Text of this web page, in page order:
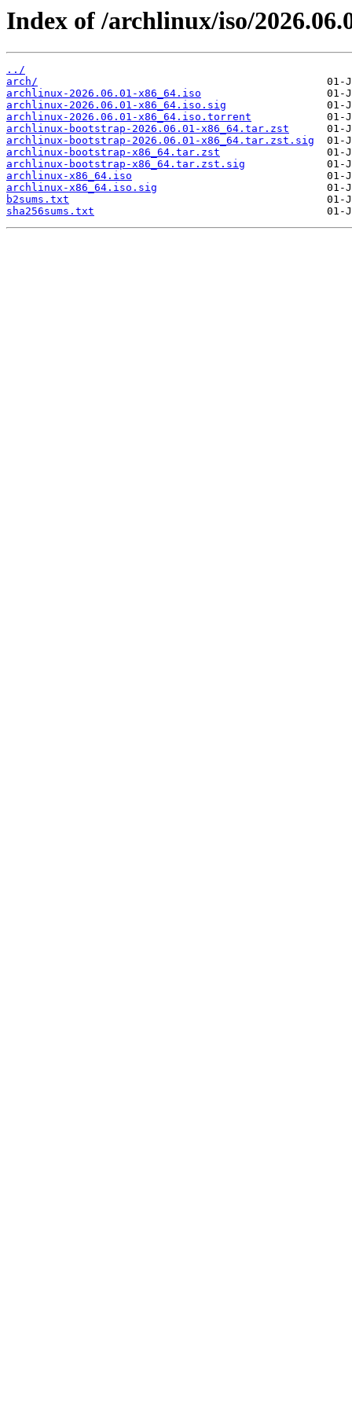
Index of /archlinux/iso/
../
arch/
archlinux-2026.06.01-x86_64.iso
archlinux-2026.06.01-x86_64.iso.sig
archlinux-2026.06.01-x86_64.iso.torrent
archlinux-bootstrap-2026.06.01-x86_64.tar.zst
archlinux-bootstrap-2026.06.01-x86_64.tar.zst.sig
archlinux-bootstrap-x86_64.tar.zst
archlinux-bootstrap-x86_64.tar.zst.sig
archlinux-x86_64.iso
archlinux-x86_64.iso.sig
b2sums.txt
sha256sums.txt